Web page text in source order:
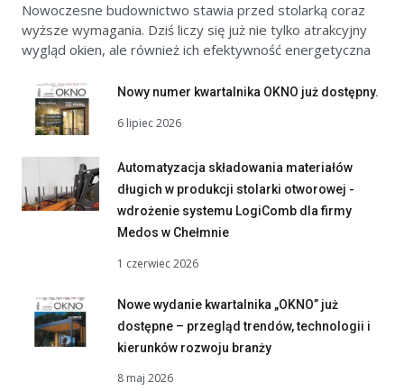
Nowoczesne budownictwo stawia przed stolarką coraz
wyższe wymagania. Dziś liczy się już nie tylko atrakcyjny
wygląd okien, ale również ich efektywność energetyczna
Nowy numer kwartalnika OKNO już dostępny.
6 lipiec 2026
Automatyzacja składowania materiałów
długich w produkcji stolarki otworowej -
wdrożenie systemu LogiComb dla firmy
Medos w Chełmnie
1 czerwiec 2026
Nowe wydanie kwartalnika „OKNO” już
dostępne – przegląd trendów, technologii i
kierunków rozwoju branży
8 maj 2026